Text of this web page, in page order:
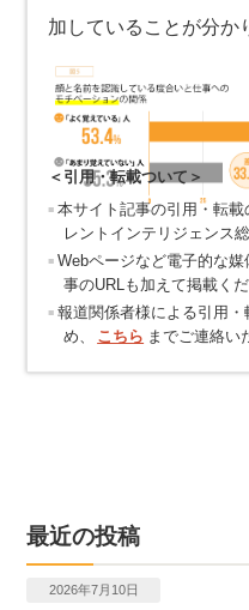
加していることが分か
＜引用・転載ついて＞
本サイト記事の引用・転
レントインテリジェンス
Webページなど電子的な
事のURLも加えて掲載くだ
報道関係者様による引用
め、
こちら までご連絡い
最近の投稿
2026年7月10日